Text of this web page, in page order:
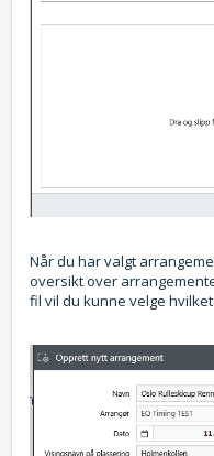
Når du har valgt
oversikt over
fil vil du kunne velge